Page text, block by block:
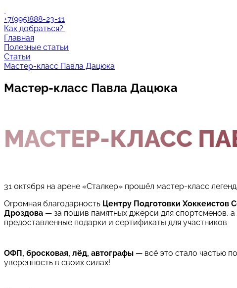
+7(995)888-23-11
Как добраться?
Главная
Полезные статьи
Статьи
Мастер-класс Павла Дацюка
Мастер-класс Павла Дацюка
МАСТЕР-КЛАСС
31 октября на арене «Сталкер» прошёл мастер-класс
Огромная благодарность Центру Подготовки Хоккеистов
Дроздова — за пошив памятных джерси для спортсменов,
предоставленные подарки и сертификаты для участников
ОФП, бросковая, лёд, автографы — всё это стало частью
уверенность в своих силах!